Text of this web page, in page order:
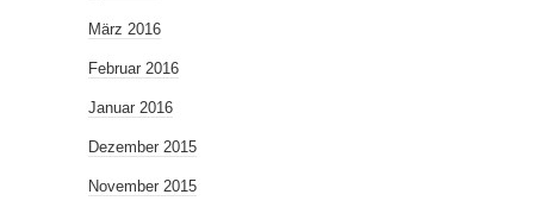
März 2016
Februar 2016
Januar 2016
Dezember 2015
November 2015